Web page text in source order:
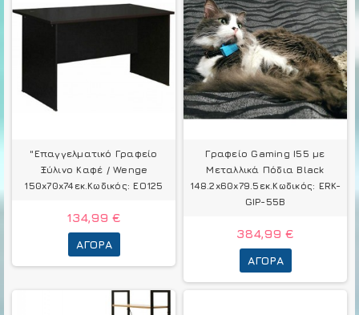
"Επαγγελματικό Γραφείο
Ξύλινο Καφέ / Wenge
150x70x74εκ.Κωδικός: ΕΟ125
134,99 €
ΑΓΟΡΆ
Γραφείο Gaming I55 με
Μεταλλικά Πόδια Black
148.2x60x79.5εκ.Κωδικός: ERK-
GIP-55B
384,99 €
ΑΓΟΡΆ